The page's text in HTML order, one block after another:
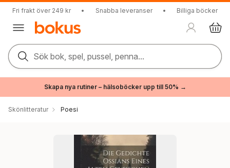
Fri frakt över 249 kr • Snabba leveranser • Billiga böcker
Sök bok, spel, pussel, penna...
Skapa nya rutiner – hälsoböcker upp till 50% →
Skönlitteratur Poesi